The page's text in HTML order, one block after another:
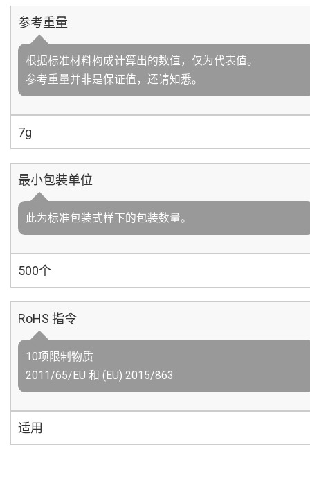
参考重量
根据标准材料构成计算出的数值，仅为代表值。
参考重量并非是保证值，还请知悉。
7g
最小包装单位
此为标准包装式样下的包装数量。
500个
RoHS 指令
10项限制物质
2011/65/EU 和 (EU) 2015/863
适用